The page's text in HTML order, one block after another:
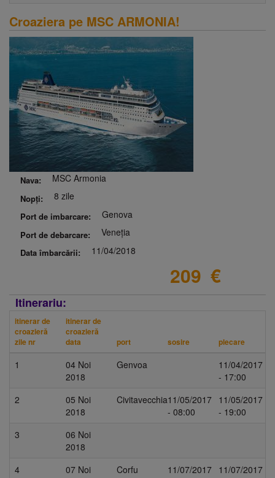
Croaziera pe MSC ARMONIA!
Nava: MSC Armonia
Nopți: 8 zile
Port de imbarcare: Genova
Port de debarcare: Veneția
Data îmbarcării: 11/04/2018
209 €
Itinerariu:
itinerar de
croazieră
zile nr
itinerar de
croazieră
data
port sosire plecare
1
04 Noi
2018
Genvoa
11/04/2017
- 17:00
2
05 Noi
2018
Civitavecchia11/05/2017
- 08:00
11/05/2017
- 19:00
3
06 Noi
2018
4
07 Noi
Corfu
11/07/2017 11/07/2017